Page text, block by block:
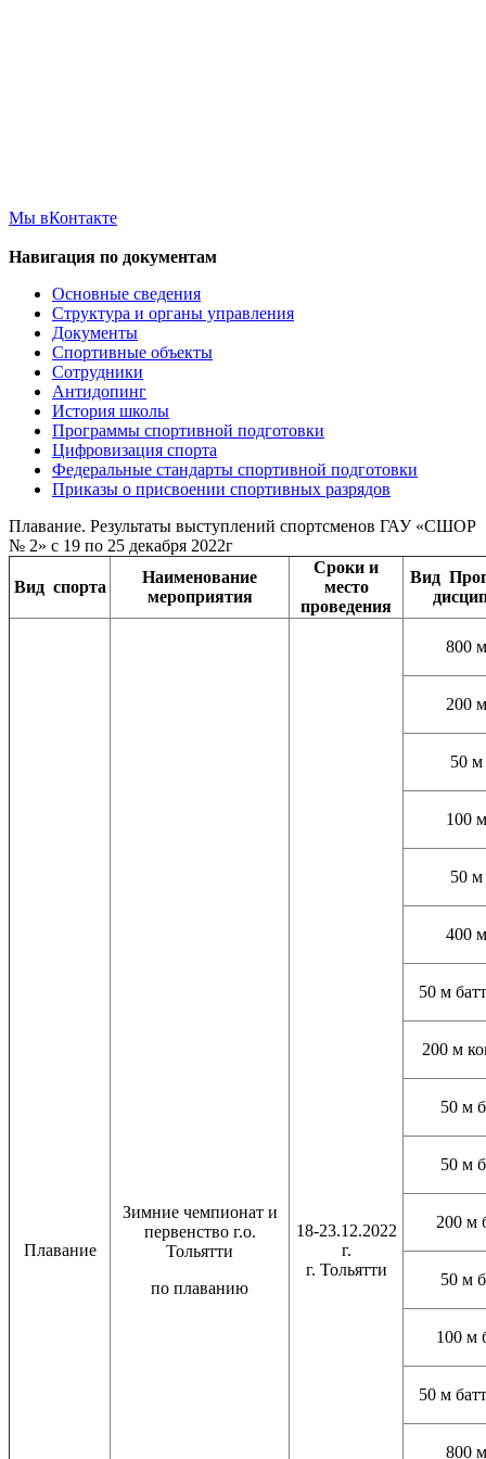
Мы вКонтакте
Навигация по документам
Основные сведения
Структура и органы управления
Документы
Спортивные объекты
Сотрудники
Антидопинг
История школы
Программы спортивной подготовки
Цифровизация спорта
Федеральные стандарты спортивной подготовки
Приказы о присвоении спортивных разрядов
Плавание. Результаты выступлений спортсменов ГАУ «СШОР
№ 2» с 19 по 25 декабря 2022г
Вид спорта
Наименование
мероприятия
Сроки и
место
проведения
Вид
Плавание
Зимние чемпионат и
первенство г.о.
Тольятти
по плаванию
18-23.12.2022
г.
г. Тольятти
800
200
50 м
100
50 м
400
50 м
200 м
50 м
50 м
200 м
50 м
100 м
50 м
800